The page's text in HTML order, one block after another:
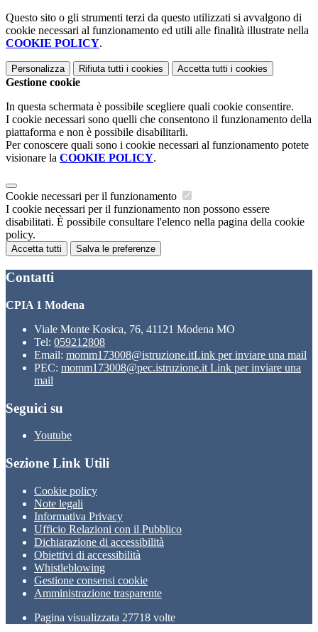
Questo sito o gli strumenti terzi da questo utilizzati si avvalgono di
cookie necessari al funzionamento ed utili alle finalità illustrate nella
COOKIE POLICY.
Personalizza Rifiuta tutti i cookies Accetta tutti i cookies
Gestione cookie
In questa schermata è possibile scegliere quali cookie consentire.
I cookie necessari sono quelli che consentono il funzionamento della
piattaforma e non è possibile disabilitarli.
Per conoscere quali sono i cookie necessari al funzionamento potete
visionare la COOKIE POLICY.
Cookie necessari per il funzionamento
I cookie necessari per il funzionamento non possono essere
disabilitati. È possibile consultare l'elenco nella pagina della cookie
policy.
Accetta tutti Salva le preferenze
Contatti
CPIA 1 Modena
Viale Monte Kosica, 76, 41121 Modena MO
Tel: 059212808
Email: momm173008@istruzione.itLink per inviare una mail
PEC: momm173008@pec.istruzione.it Link per inviare una
mail
Seguici su
Youtube
Sezione Link Utili
Cookie policy
Note legali
Informativa Privacy
Ufficio Relazioni con il Pubblico
Dichiarazione di accessibilità
Obiettivi di accessibilità
Whistleblowing
Gestione consensi cookie
Amministrazione trasparente
Pagina visualizzata 27718 volte